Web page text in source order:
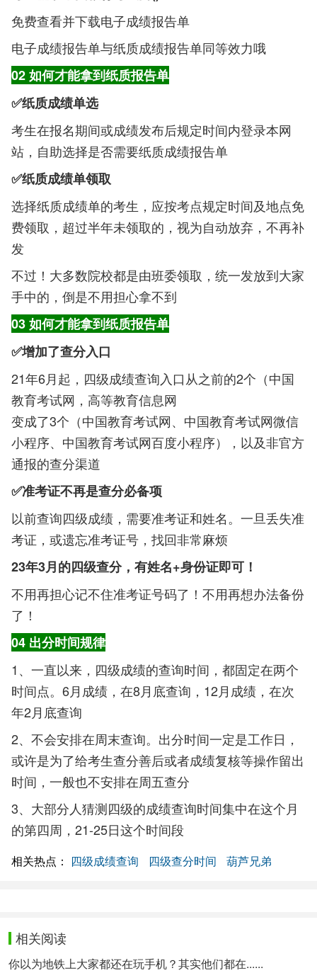
免费查看并下载电子成绩报告单
电子成绩报告单与纸质成绩报告单同等效力哦
02 如何才能拿到纸质报告单
✅纸质成绩单选
考生在报名期间或成绩发布后规定时间内登录本网
站，自助选择是否需要纸质成绩报告单
✅纸质成绩单领取
选择纸质成绩单的考生，应按考点规定时间及地点免
费领取，超过半年未领取的，视为自动放弃，不再补
发
不过！大多数院校都是由班委领取，统一发放到大家
手中的，倒是不用担心拿不到
03 如何才能拿到纸质报告单
✅增加了查分入口
21年6月起，四级成绩查询入口从之前的2个（中国
教育考试网，高等教育信息网
变成了3个（中国教育考试网、中国教育考试网微信
小程序、中国教育考试网百度小程序），以及非官方
通报的查分渠道
✅准考证不再是查分必备项
以前查询四级成绩，需要准考证和姓名。一旦丢失准
考证，或遗忘准考证号，找回非常麻烦
23年3月的四级查分，有姓名+身份证即可！
不用再担心记不住准考证号码了！不用再想办法备份
了！
04 出分时间规律
1、一直以来，四级成绩的查询时间，都固定在两个
时间点。6月成绩，在8月底查询，12月成绩，在次
年2月底查询
2、不会安排在周末查询。出分时间一定是工作日，
或许是为了给考生查分善后或者成绩复核等操作留出
时间，一般也不安排在周五查分
3、大部分人猜测四级的成绩查询时间集中在这个月
的第四周，21-25日这个时间段
相关热点： 四级成绩查询 四级查分时间 葫芦兄弟
相关阅读
你以为地铁上大家都还在玩手机？其实他们都在......